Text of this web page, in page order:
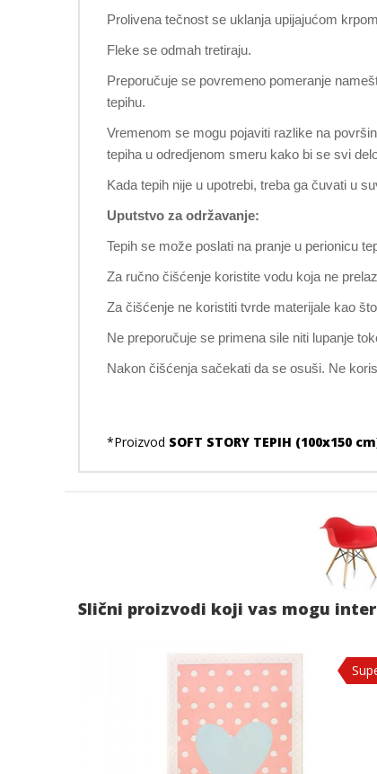
Prolivena tečnost se uklanja upijajućom
Fleke se odmah tretiraju.
Preporučuje se povremeno pomeranje
tepihu.
Vremenom se mogu pojaviti razlike na
tepiha u odredjenom smeru kako bi se svi
Kada tepih nije u upotrebi, treba ga čuvati u
Uputstvo za održavanje:
Tepih se može poslati na pranje u perionicu
Za ručno čišćenje koristite vodu koja ne
Za čišćenje ne koristiti tvrde materijale kao
Ne preporučuje se primena sile niti lupanje
Nakon čišćenja sačekati da se osuši. Ne
*Proizvod SOFT STORY TEPIH (100x150
Slični proizvodi koji vas mogu